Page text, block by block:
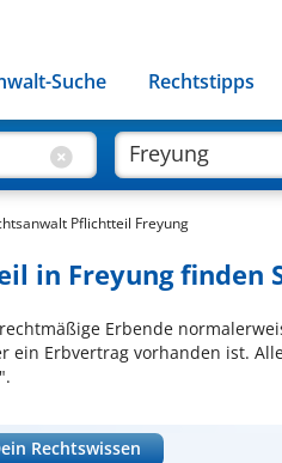
Suche Rechtstipps
Pflichtteil Freyung
in Freyung finden
Erbende
ein Erbvertrag vorhanden ist.
Rechtswissen